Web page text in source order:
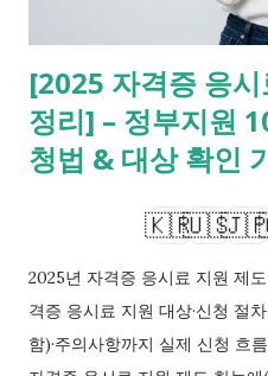
우합니다. 1-1. 직군별 핵심 조
로 한 L 씨는 IELTS만 파다가
의 구멍이었습니다. 직군별로
드·데이터, 엔지니어링은 안전·
기본 축입니다. 언어는 공고 최
니다. 그다음 6개월 로드맵을 짭
월 문제풀이, 5~6개월 모의+실
[2025 자격증 응
정리] – 정부지원
청법 & 대상 확인
🇰🇷🇺🇸
2025년 자격증 응시료 지원 제
격증 응시료 지원 대상·신청 절
함)·주의사항까지 실제 신청 흐